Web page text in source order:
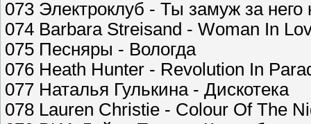
073 Электроклуб - Ты замуж за него
074 Barbara Streisand - Woman In
075 Песняры - Вологда
076 Heath Hunter - Revolution In
077 Наталья Гулькина - Дискотека
078 Lauren Christie - Colour Of The